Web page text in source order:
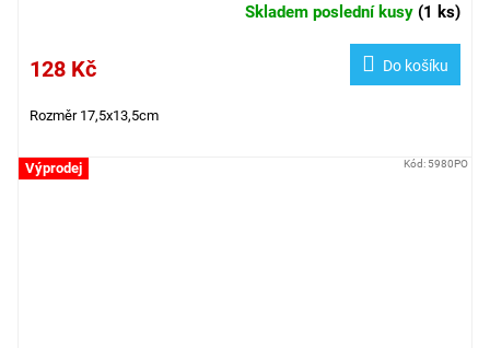
Skladem poslední kusy (1 ks)
128 Kč Do košíku
Rozměr 17,5x13,5cm
Výprodej Kód: 5980PO